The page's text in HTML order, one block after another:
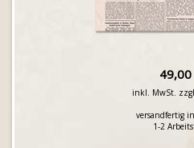
49,00
inkl. MwSt.
versandfertig
1-2